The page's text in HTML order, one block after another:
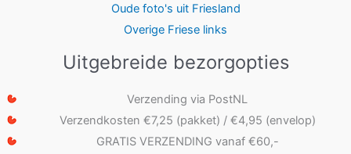
Oude foto's uit Friesland
Overige Friese links
Uitgebreide bezorgopties
Verzending via PostNL
Verzendkosten €7,25 (pakket) / €4,95 (envelop)
GRATIS VERZENDING vanaf €60,-